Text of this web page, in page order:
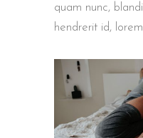
quam nunc,
hendrerit id,